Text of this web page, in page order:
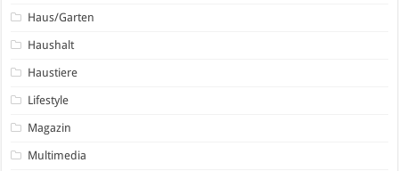
Haus/Garten
Haushalt
Haustiere
Lifestyle
Magazin
Multimedia